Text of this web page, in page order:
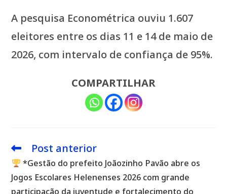
A pesquisa Econométrica ouviu 1.607
eleitores entre os dias 11 e 14 de maio de
2026, com intervalo de confiança de 95%.
COMPARTILHAR
Leia
mais
artigos
Post anterior
*Gestão do prefeito Joãozinho Pavão abre os
Jogos Escolares Helenenses 2026 com grande
participação da juventude e fortalecimento do